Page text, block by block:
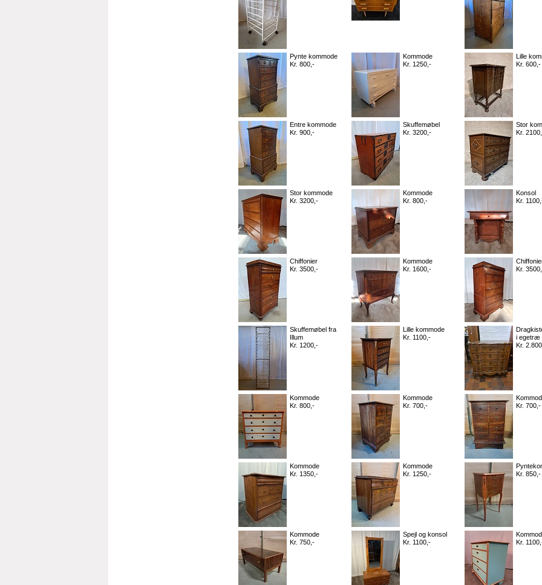
Pynte kommode
Kr. 800,-
Kommode
Kr. 1250,-
Lille
Kr. 600,-
Entre kommode
Kr. 900,-
Skuffemøbel
Kr. 3200,-
Stor
Kr.
Stor kommode
Kr. 3200,-
Kommode
Kr. 800,-
Konsol
Kr.
Chiffonier
Kr. 3500,-
Kommode
Kr. 1600,-
Kr.
Skuffemøbel fra
Illum
Kr. 1200,-
Lille kommode
Kr. 1100,-
i egetræ
Kr.
Kommode
Kr. 800,-
Kommode
Kr. 700,-
Kr. 700,-
Kommode
Kr. 1350,-
Kommode
Kr. 1250,-
Kr. 850,-
Kommode
Kr. 750,-
Spejl og konsol
Kr. 1100,-
Kr.